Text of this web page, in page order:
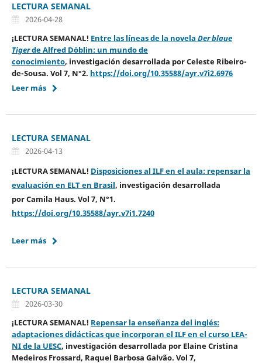
LECTURA SEMANAL
2026-04-28
¡LECTURA SEMANAL! Entre las líneas de la novela Der blaue
Tigerde Alfred Döblin: un mundo de
conocimiento, investigación desarrollada porCeleste Ribeiro-
de-Sousa. Vol 7, N°2. https://doi.org/10.35588/ayr.v7i2.6976
Leer más
LECTURA SEMANAL
2026-04-13
¡LECTURA SEMANAL! Disposiciones al ILF en el aula: repensar la
evaluación en ELT en Brasil, investigación desarrollada
por Camila Haus. Vol 7, N°1.
https://doi.org/10.35588/ayr.v7i1.7240
Leer más
LECTURA SEMANAL
2026-03-30
¡LECTURA SEMANAL! Repensar la enseñanza del inglés:
adaptaciones didácticas que incorporan el ILF en el curso LEA-
NI de la UESC, investigación desarrollada por Elaine Cristina
Medeiros Frossard, Raquel Barbosa Galvão. Vol 7,